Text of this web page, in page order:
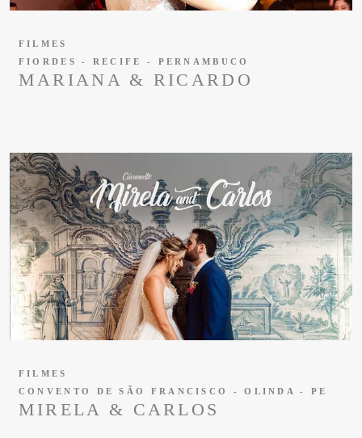
MARIANA & RICARDO
FILMES
FIORDES - RECIFE - PERNAMBUCO
MIRELA & CARLOS
FILMES
CONVENTO DE SÃO FRANCISCO - OLINDA - PE